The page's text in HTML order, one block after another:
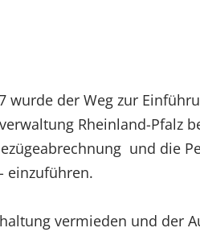
wurde der Weg zur
Rheinland-Pfalz
und die
einzuführen.
vermieden und der